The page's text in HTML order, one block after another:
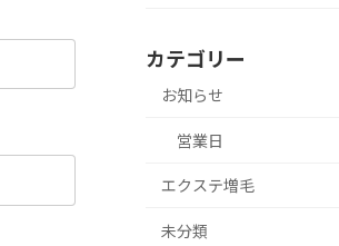
カテゴリー
お知らせ
営業日
エクステ増毛
未分類